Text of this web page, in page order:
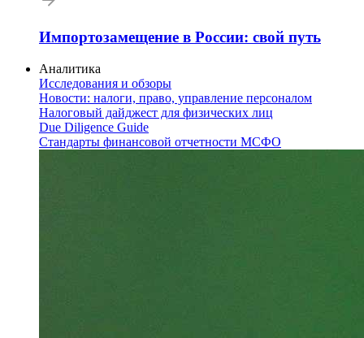
Импортозамещение в России: свой путь
Аналитика
Исследования и обзоры
Новости: налоги, право, управление персоналом
Налоговый дайджест для физических лиц
Due Diligence Guide
Стандарты финансовой отчетности МСФО